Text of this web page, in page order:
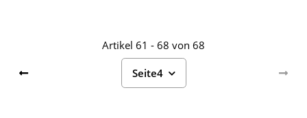
Artikel 61 - 68 von 68
Seite4